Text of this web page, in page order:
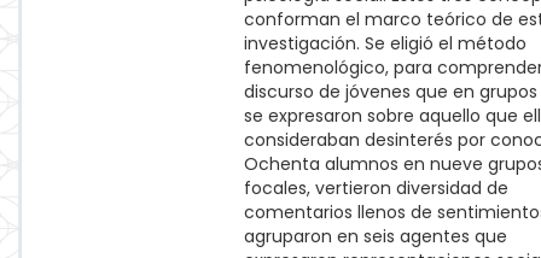
conforman el marco teórico de
investigación. Se eligió el método
fenomenológico, para
discurso de jóvenes que en
se expresaron sobre aquello que
consideraban desinterés por
Ochenta alumnos en nueve
focales, vertieron diversidad de
comentarios llenos de
agruparon en seis agentes que